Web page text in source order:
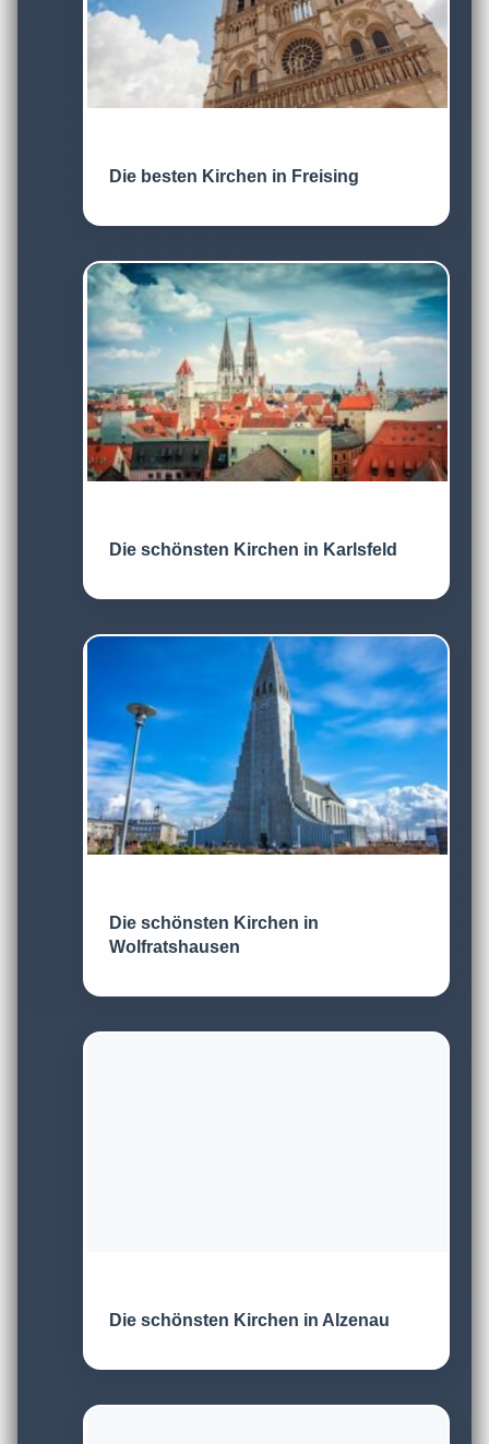
Die besten Kirchen in Freising
Die schönsten Kirchen in Karlsfeld
Die schönsten Kirchen in
Wolfratshausen
Die schönsten Kirchen in Alzenau